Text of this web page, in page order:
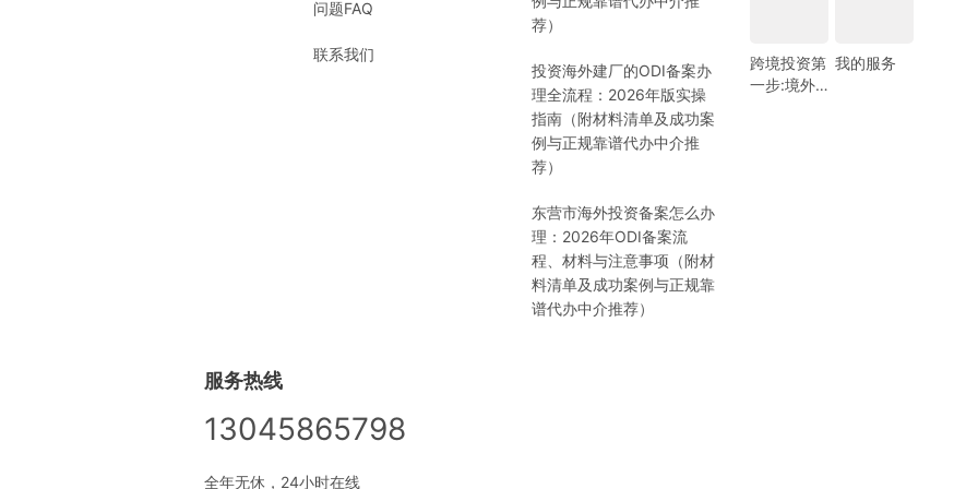
问题FAQ
联系我们
荐）
投资海外建厂的ODI备案办
理全流程：2026年版实操
指南（附材料清单及成功案
例与正规靠谱代办中介推
荐）
东营市海外投资备案怎么办
理：2026年ODI备案流
程、材料与注意事项（附材
料清单及成功案例与正规靠
谱代办中介推荐）
跨境投资第
一步:境外
我的服务
服务热线
13045865798
全年无休，24小时在线